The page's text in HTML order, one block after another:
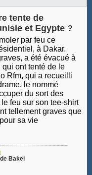
tente de
et Egypte ?
par feu ce
à Dakar.
a été évacué à
qui ont tenté de le
Rfm, qui a recueilli
le nommé
du sort des
feu sur son tee-shirt
tellement graves que
sa vie
Bakel